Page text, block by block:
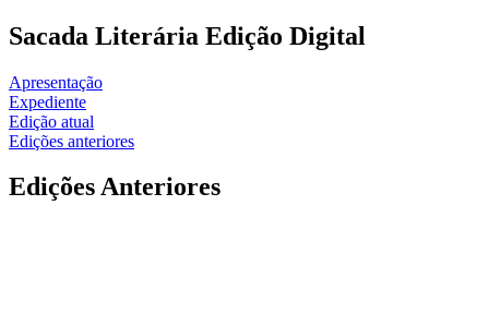
Sacada Literária Edição Digital
Apresentação
Expediente
Edição atual
Edições anteriores
Edições Anteriores